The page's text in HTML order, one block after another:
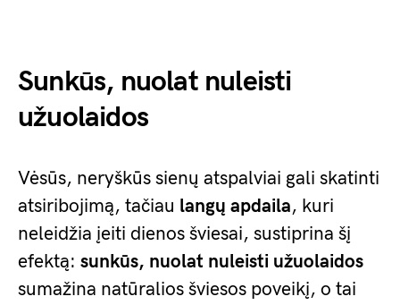
Sunkūs, nuolat nuleisti
užuolaidos
Vėsūs, neryškūs sienų atspalviai gali skatinti
atsiribojimą, tačiau langų apdaila, kuri
neleidžia įeiti dienos šviesai, sustiprina šį
efektą: sunkūs, nuolat nuleisti užuolaidos
sumažina natūralios šviesos poveikį, o tai